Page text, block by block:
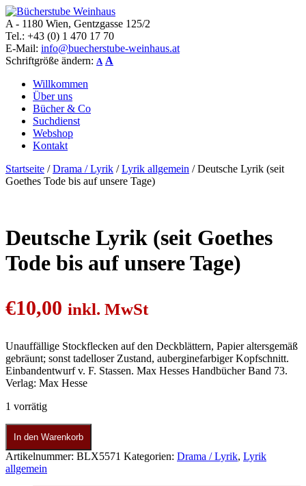
Bücherstube Weinhaus
Verkauf von seltenen antiquarischen und alten, teilweise noch
verlagsneuen Bücher.
A - 1180 Wien, Gentzgasse 125/2
Tel.: +43 (0) 1 470 17 70
E-Mail: info@buecherstube-weinhaus.at
Schriftgröße ändern: A A
Willkommen
Über uns
Bücher & Co
Suchdienst
Webshop
Kontakt
Startseite /Drama / Lyrik /Lyrik allgemein / Deutsche Lyrik (seit
Goethes Tode bis auf unsere Tage)
Deutsche Lyrik (seit Goethes
Tode bis auf unsere Tage)
€10,00 inkl. MwSt
Unauffällige Stockflecken auf den Deckblättern, Papier altersgemäß
gebräunt; sonst tadelloser Zustand, auberginefarbiger Kopfschnitt.
Einbandentwurf v. F. Stassen. Max Hesses Handbücher Band 73.
Verlag: Max Hesse
1 vorrätig
In den Warenkorb
Artikelnummer: BLX5571 Kategorien: Drama / Lyrik, Lyrik
allgemein